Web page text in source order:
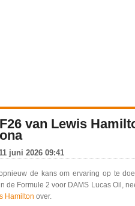
van Lewis
juni 2026 09:41
de kans om ervaring op te
de Formule 2 voor DAMS Lucas Oil,
Hamilton over.